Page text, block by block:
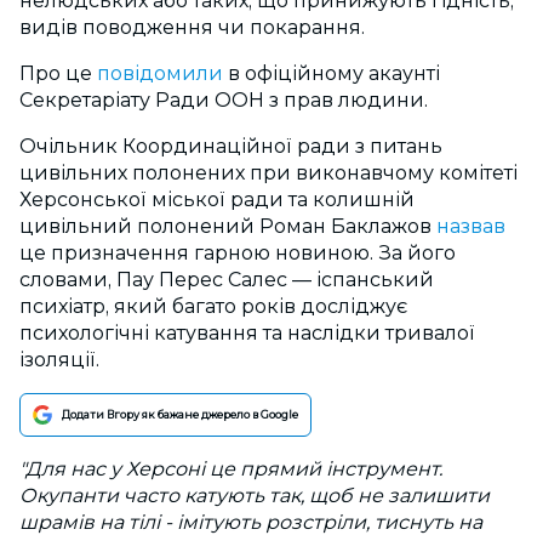
видів поводження чи покарання.
Про це повідомили в офіційному акаунті
Секретаріату Ради ООН з прав людини.
Очільник Координаційної ради з питань
цивільних полонених при виконавчому комітеті
Херсонської міської ради та колишній
цивільний полонений Роман Баклажов назвав
це призначення гарною новиною. За його
словами, Пау Перес Салес — іспанський
психіатр, який багато років досліджує
психологічні катування та наслідки тривалої
ізоляції.
Додати Вгору як бажане джерело в Google
"​Для нас у Херсоні це прямий інструмент.
Окупанти часто катують так, щоб не залишити
шрамів на тілі - імітують розстріли, тиснуть на